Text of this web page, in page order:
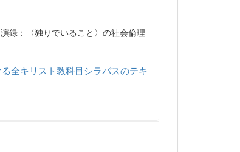
録：〈独りでいること〉の社会倫理
全キリスト教科目シラバスのテキ